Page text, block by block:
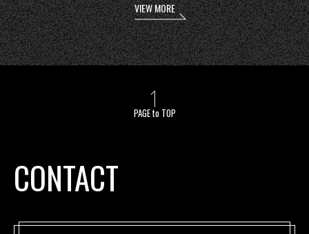
VIEW MORE
PAGE to TOP
CONTACT